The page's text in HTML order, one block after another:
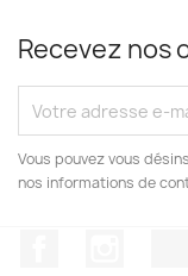
Recevez nos
Vous pouvez vous
nos informations de